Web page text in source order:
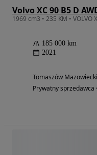
Volvo XC 90 B5 D
185 000 km
2021
Tomaszów
Prywatny sprzedawca